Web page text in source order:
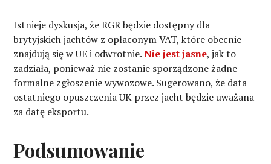
Istnieje dyskusja, że ​​RGR będzie dostępny dla
brytyjskich jachtów z opłaconym VAT, które obecnie
znajdują się w UE i odwrotnie.Nie jest jasne, jak to
zadziała, ponieważ nie zostanie sporządzone żadne
formalne zgłoszenie wywozowe. Sugerowano, że data
ostatniego opuszczenia UK przez jacht będzie uważana
za datę eksportu.
Podsumowanie